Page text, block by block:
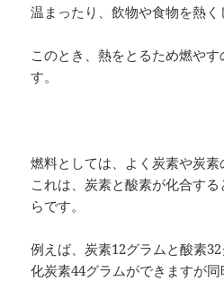
温まったり、飲物や食物を熱
このとき、熱をとるため燃や
す。
燃料としては、よく炭素や炭素
これは、炭素と酸素が化合す
らです。
例えば、炭素12グラムと酸素
化炭素44グラムができますが